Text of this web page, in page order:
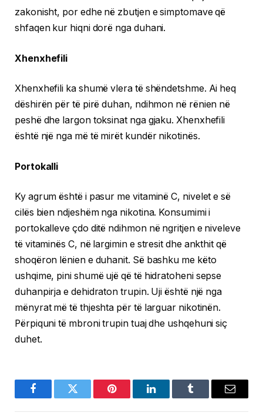
zakonisht, por edhe në zbutjen e simptomave që
shfaqen kur hiqni dorë nga duhani.
Xhenxhefili
Xhenxhefili ka shumë vlera të shëndetshme. Ai heq
dëshirën për të pirë duhan, ndihmon në rënien në
peshë dhe largon toksinat nga gjaku. Xhenxhefili
është një nga më të mirët kundër nikotinës.
Portokalli
Ky agrum është i pasur me vitaminë C, nivelet e së
cilës bien ndjeshëm nga nikotina. Konsumimi i
portokalleve çdo ditë ndihmon në ngritjen e niveleve
të vitaminës C, në largimin e stresit dhe ankthit që
shoqëron lënien e duhanit. Së bashku me këto
ushqime, pini shumë ujë që të hidratoheni sepse
duhanpirja e dehidraton trupin. Uji është një nga
mënyrat më të thjeshta për të larguar nikotinën.
Përpiquni të mbroni trupin tuaj dhe ushqehuni siç
duhet.
FacebookTwitter Pinterest LinkedInTumblr Email